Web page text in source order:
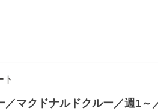
ト
／マクドナルドクルー／週1～